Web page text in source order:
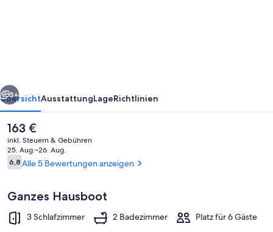
S1
Außenbereich
Weiter
5+
ÜbersichtAusstattungLageRichtlinien
Der
aktuelle
Preis
beträgt
163 €.
163 €
inkl. Steuern & Gebühren
25. Aug.–26. Aug.
Bewertungen
6,86,8 von 10.
Alle 5 Bewertungen anzeigen
Ganzes Hausboot
3 Schlafzimmer 2 Badezimmer Platz für 6 Gäste